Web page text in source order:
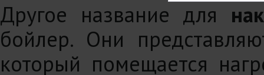
Другое название для
бойлер. Они
который помещается